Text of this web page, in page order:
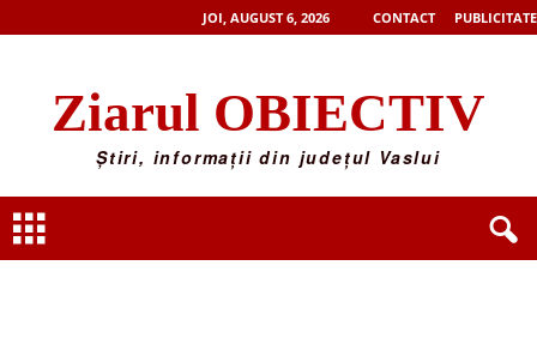
JOI, AUGUST 6, 2026 CONTACT PUBLICITATE
Ziarul OBIECTIV
Știri, informații din județul Vaslui